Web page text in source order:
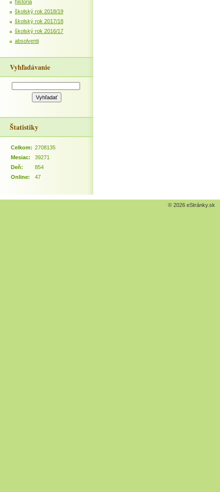
história
školský rok 2018/19
školský rok 2017/18
školský rok 2016/17
absolventi
Vyhľadávanie
Štatistiky
Online: 47
Celkom: 2708135
Mesiac:
39271
Deň:
854
© 2026 eStránky.sk